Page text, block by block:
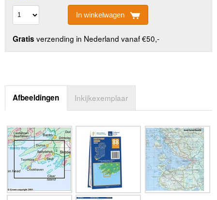
In winkelwagen
Gratis verzending in Nederland vanaf €50,-
Afbeeldingen Inkijkexemplaar